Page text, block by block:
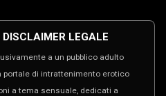
LEGALE
a un pubblico adulto
portale di intrattenimento erotico
a tema sensuale, dedicati a